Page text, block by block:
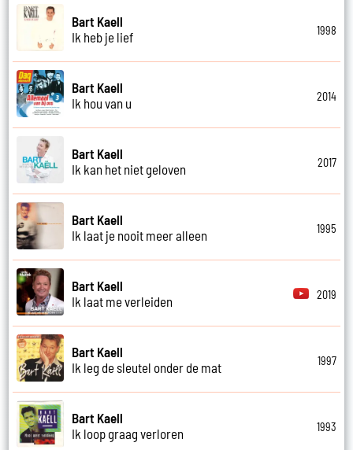
Bart Kaell
Ik heb je lief
1998
Bart Kaell
Ik hou van u
2014
Bart Kaell
Ik kan het niet geloven
2017
Bart Kaell
Ik laat je nooit meer alleen
1995
Bart Kaell
Ik laat me verleiden
2019
Bart Kaell
Ik leg de sleutel onder de mat
1997
Bart Kaell
Ik loop graag verloren
1993